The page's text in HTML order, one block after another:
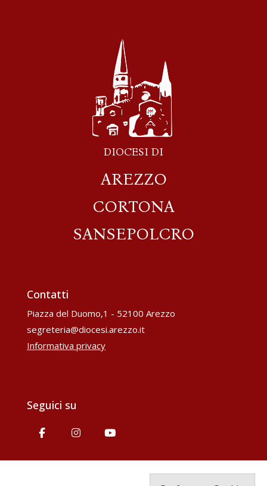
DIOCESI DI
AREZZO
CORTONA
SANSEPOLCRO
Contatti
Piazza del Duomo,1 - 52100 Arezzo
segreteria@diocesi.arezzo.it
Informativa privacy
Seguici su